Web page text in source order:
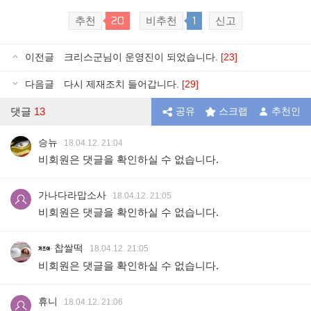
추천 20 비추천 1 신고
이전글 크리스군님이 운영진이 되었습니다. [23]
다음글 다시 제재조치 들어갑니다. [29]
댓글 13 공유 스크랩 추천인
승뉴 18.04.12. 21:04
비회원은 댓글을 확인하실 수 없습니다.
가나다라맙소사 18.04.12. 21:05
비회원은 댓글을 확인하실 수 없습니다.
찹쌀떡 18.04.12. 21:05
비회원은 댓글을 확인하실 수 없습니다.
휴니 18.04.12. 21:06